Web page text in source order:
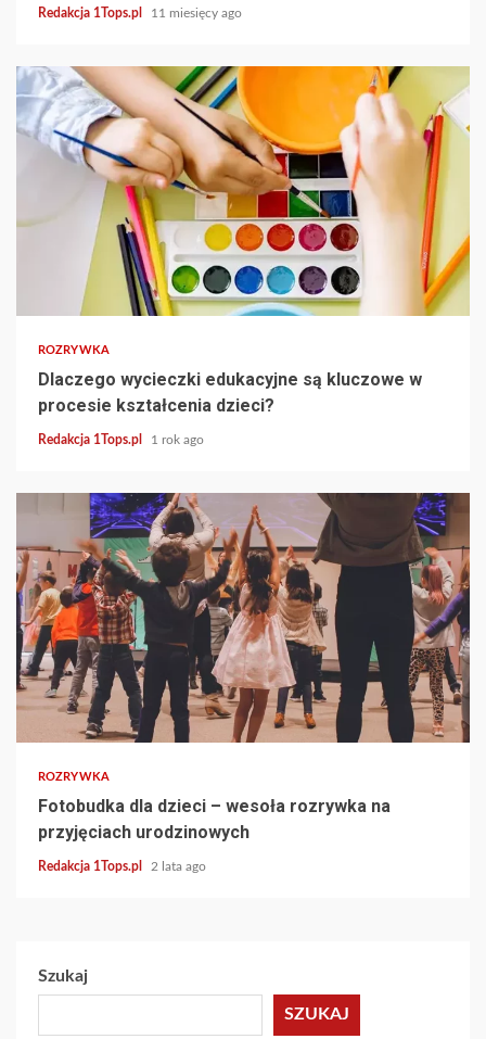
Redakcja 1Tops.pl 11 miesięcy ago
4 min read
ROZRYWKA
Dlaczego wycieczki edukacyjne są kluczowe w
procesie kształcenia dzieci?
Redakcja 1Tops.pl 1 rok ago
4 min read
ROZRYWKA
Fotobudka dla dzieci – wesoła rozrywka na
przyjęciach urodzinowych
Redakcja 1Tops.pl 2 lata ago
Szukaj
SZUKAJ